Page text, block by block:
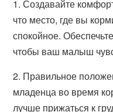
1. Создавайте
что место, где вы
спокойное.
чтобы ваш малыш
2. Правильное
младенца во время
лучше прижаться к